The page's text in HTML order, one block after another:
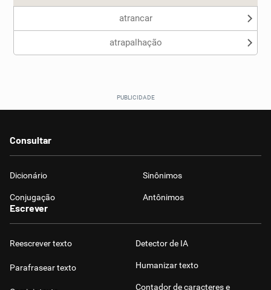
atrancar
atrapalhação
Consultar
Dicionário Sinônimos
Conjugação Antônimos
Escrever
Reescrever texto
Parafrasear texto
Detector de IA
Humanizar texto
Contador de caracteres e